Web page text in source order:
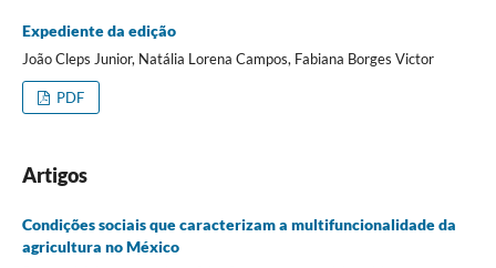
Expediente da edição
João Cleps Junior, Natália Lorena Campos, Fabiana Borges Victor
PDF
Artigos
Condições sociais que caracterizam a multifuncionalidade da
agricultura no México